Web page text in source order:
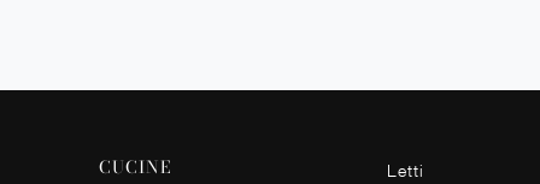
CUCINE
Letti